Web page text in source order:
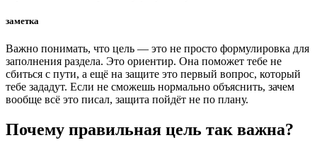
заметка
Важно понимать, что цель — это не просто формулировка для
заполнения раздела. Это ориентир. Она поможет тебе не
сбиться с пути, а ещё на защите это первый вопрос, который
тебе зададут. Если не сможешь нормально объяснить, зачем
вообще всё это писал, защита пойдёт не по плану.
Почему правильная цель так важна?